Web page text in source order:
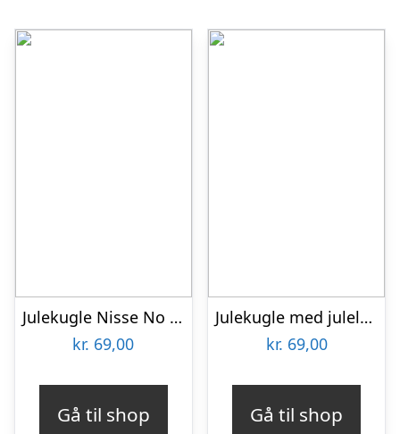
Julekugle Nisse No 7 – Akryl
kr. 69,00
Gå til shop
Julekugle med julelys og navn – akryl
kr. 69,00
Gå til shop